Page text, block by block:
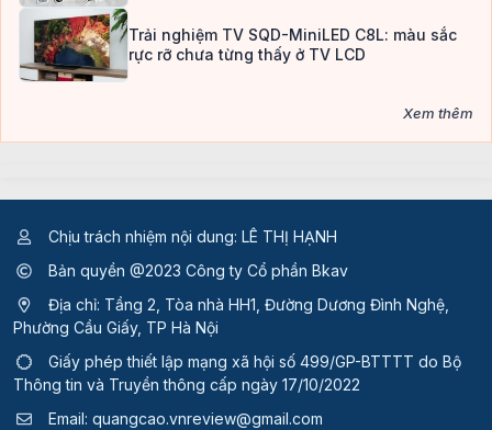
Trải nghiệm TV SQD-MiniLED C8L: màu sắc
rực rỡ chưa từng thấy ở TV LCD
Xem thêm
Chịu trách nhiệm nội dung: LÊ THỊ HẠNH
Bản quyền @2023 Công ty Cổ phần Bkav
Địa chỉ: Tầng 2, Tòa nhà HH1, Đường Dương Đình Nghệ,
Phường Cầu Giấy, TP Hà Nội
Giấy phép thiết lập mạng xã hội số 499/GP-BTTTT do Bộ
Thông tin và Truyền thông cấp ngày 17/10/2022
Email: quangcao.vnreview@gmail.com